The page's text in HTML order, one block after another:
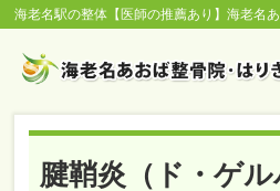
海老名駅の整体【医師の推薦あり】海老名
腱鞘炎（ド・ゲル